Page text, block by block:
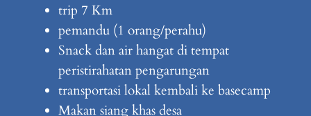
trip 7 Km
pemandu (1 orang/perahu)
Snack dan air hangat di tempat
peristirahatan pengarungan
transportasi lokal kembali ke basecamp
Makan siang khas desa